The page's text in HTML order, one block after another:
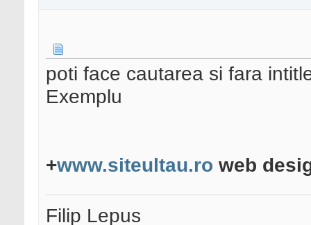
poti face cautarea si fara
Exemplu
+www.siteultau.ro web
Filip Lepus